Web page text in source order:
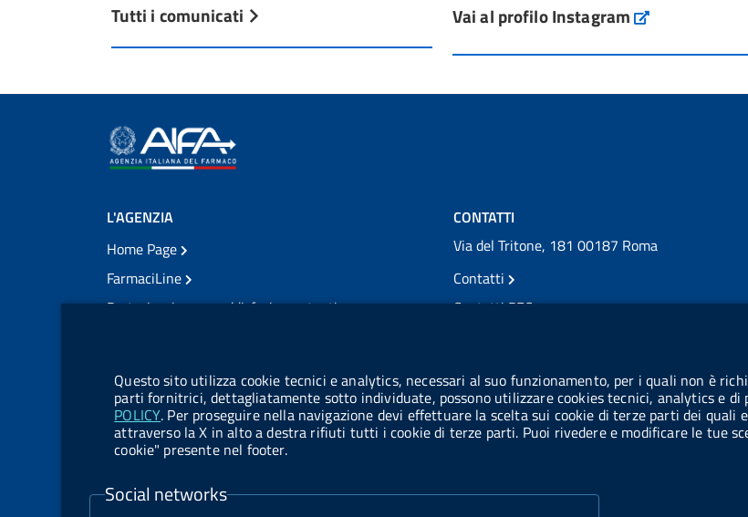
Tutti i comunicati
L'Italia si conferma tra i primi Paesi
dal Servi...
Vai al profilo Instagram Instagram
Questo sito utilizza cookie tecnici e analytics, necessari al suo funzionamento, per i quali non è
parti fornitrici, dettagliatamente sotto individuate, possono utilizzare cookies tecnici, analytics e di
POLICY. Per proseguire nella navigazione devi effettuare la scelta sui cookie di terze parti dei quali
attraverso la X in alto a destra rifiuti tutti i cookie di terze parti. Puoi rivedere e modificare le tue
cookie" presente nel footer.
Social networks
L'AGENZIA
Home Page
FarmaciLine
Partecipazione e soddisfazione utenti
Amministrazione Trasparente
Atti di notifica
Pubblicità legale
TrovaNormeFarmaco
CONTATTI
Via del Tritone, 181 00187 Roma
Contatti
Contatti PEC
Codice Fiscale: 97345810580
Codice IPA AIFA: aifa_rm
Codice IPA UCB: UFE1TR